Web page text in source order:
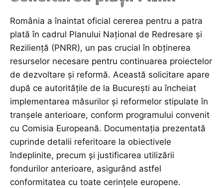
România a înaintat oficial cererea pentru a patra
plată în cadrul Planului Național de Redresare și
Reziliență (PNRR), un pas crucial în obținerea
resurselor necesare pentru continuarea proiectelor
de dezvoltare și reformă. Această solicitare apare
după ce autoritățile de la București au încheiat
implementarea măsurilor și reformelor stipulate în
tranșele anterioare, conform programului convenit
cu Comisia Europeană. Documentația prezentată
cuprinde detalii referitoare la obiectivele
îndeplinite, precum și justificarea utilizării
fondurilor anterioare, asigurând astfel
conformitatea cu toate cerințele europene.